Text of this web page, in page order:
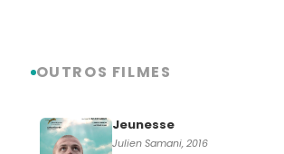
OUTROS FILMES
Jeunesse
Julien Samani, 2016